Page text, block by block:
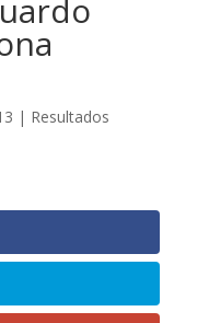
| Resultados